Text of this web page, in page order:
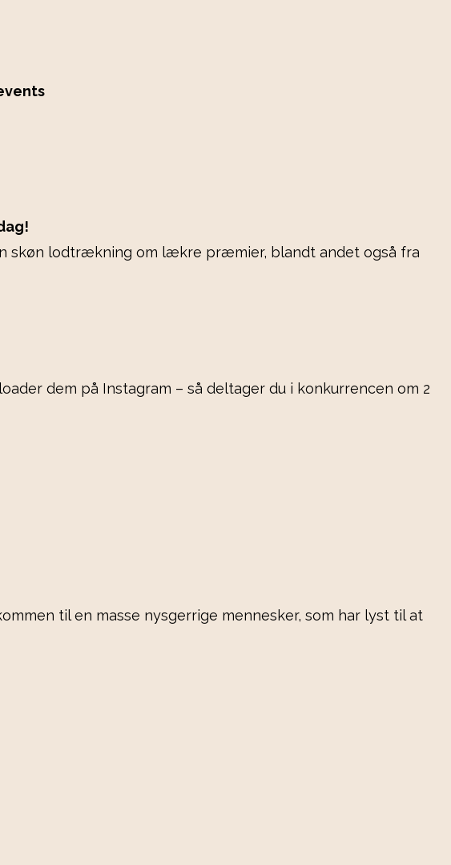
skøn lodtrækning om lækre præmier, blandt andet også fra
dem på Instagram – så deltager du i konkurrencen om 2
til en masse nysgerrige mennesker, som har lyst til at